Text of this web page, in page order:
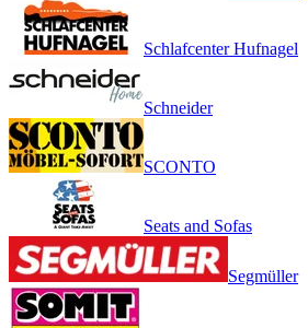
Schlafcenter Hufnagel
Schneider
SCONTO
Seats and Sofas
Segmüller